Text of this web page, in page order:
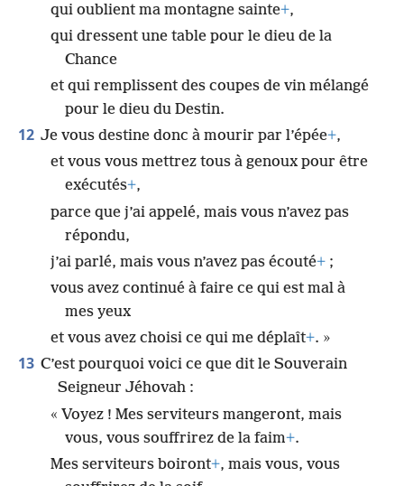
qui oublient ma montagne sainte+,
qui dressent une table pour le dieu de la
Chance
et qui remplissent des coupes de vin mélangé
pour le dieu du Destin.
12 Je vous destine donc à mourir par l’épée+,
et vous vous mettrez tous à genoux pour être
exécutés+,
parce que j’ai appelé, mais vous n’avez pas
répondu,
j’ai parlé, mais vous n’avez pas écouté+ ;
vous avez continué à faire ce qui est mal à
mes yeux
et vous avez choisi ce qui me déplaît+. »
13 C’est pourquoi voici ce que dit le Souverain
Seigneur Jéhovah :
« Voyez ! Mes serviteurs mangeront, mais
vous, vous souffrirez de la faim+.
Mes serviteurs boiront+, mais vous, vous